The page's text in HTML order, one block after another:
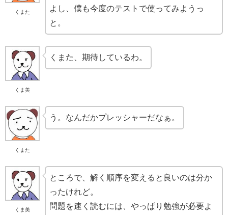
くまた
よし、僕も今度のテストで使ってみようっ
と。
くま美
くまた、期待しているわ。
くまた
う。なんだかプレッシャーだなぁ。
くま美
ところで、解く順序を変えると良いのは分か
ったけれど。
問題を速く読むには、やっぱり勉強が必要よ